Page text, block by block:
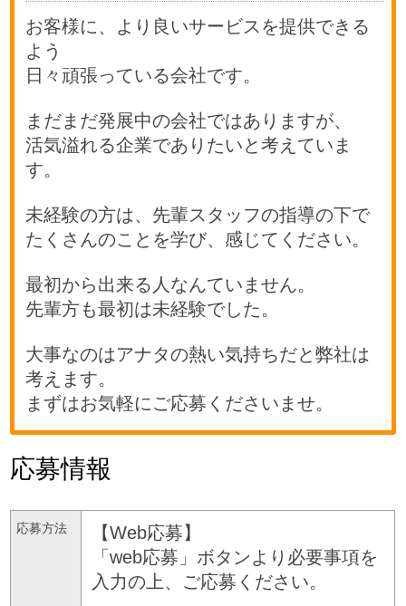
お客様に、より良いサービスを提供できる
よう
日々頑張っている会社です。
まだまだ発展中の会社ではありますが、
活気溢れる企業でありたいと考えていま
す。
未経験の方は、先輩スタッフの指導の下で
たくさんのことを学び、感じてください。
最初から出来る人なんていません。
先輩方も最初は未経験でした。
大事なのはアナタの熱い気持ちだと弊社は
考えます。
まずはお気軽にご応募くださいませ。
応募情報
応募方法
【Web応募】
「web応募」ボタンより必要事項を
入力の上、ご応募ください。